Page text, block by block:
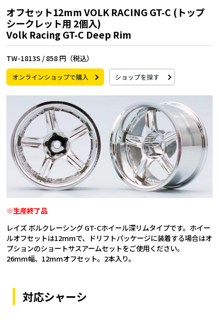
オフセット12mm VOLK RACING GT-C (トップ
シークレット用 2個入)
Volk Racing GT-C Deep Rim
TW-1813S / 858 円（税込）
オンラインショップで購入 ショップを探す
※生産終了品
レイズ ボルクレーシング GT-Cホイール深リムタイプです。ホイー
ルオフセットは12mmで、ドリフトパッケージに装着する場合はオ
プションのショートサスアームセットをご使用ください。
26mm幅、12mmオフセット。2本入り。
対応シャーシ